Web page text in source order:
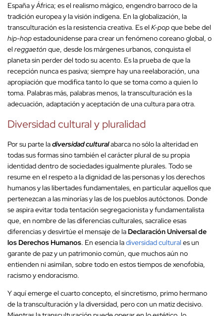
España y África; es el realismo mágico, engendro barroco de la
tradición europea y la visión indígena. En la globalización, la
transculturación es la resistencia creativa. Es el K-popque bebe del
hip-hopestadounidense para crear un fenómeno coreano global, o
el reggaetón que, desde los márgenes urbanos, conquista el
planeta sin perder del todo su acento. Es la prueba de que la
recepción nunca es pasiva; siempre hay una reelaboración, una
apropiación que modifica tanto lo que se toma como a quien lo
toma. Palabras más, palabras menos, la transculturación es la
adecuación, adaptación y aceptación de una cultura para otra.
Diversidad cultural y pluralidad
Por su parte ladiversidad culturalabarca no sólo la alteridad en
todas sus formas sino también el carácter plural de su propia
identidad dentro de sociedades igualmente plurales. Todo se
resume en el respeto a la dignidad de las personas y los derechos
humanos y las libertades fundamentales, en particular aquellos que
pertenezcan a las minorías y las de los pueblos autóctonos. Donde
se aspira evitar toda tentación segregacionista y fundamentalista
que, en nombre de las diferencias culturales, sacralice esas
diferencias y desvirtúe el mensaje de la Declaración Universal de
los Derechos Humanos. En esencia ladiversidad cultural es un
garante de paz y un patrimonio común, que muchos aún no
entienden ni asimilan, sobre todo en estos tiempos de xenofobia,
racismo y endoracismo.
Y aquí emerge el cuarto concepto, el sincretismo, primo hermano
de la transculturación y la diversidad, pero con un matiz decisivo.